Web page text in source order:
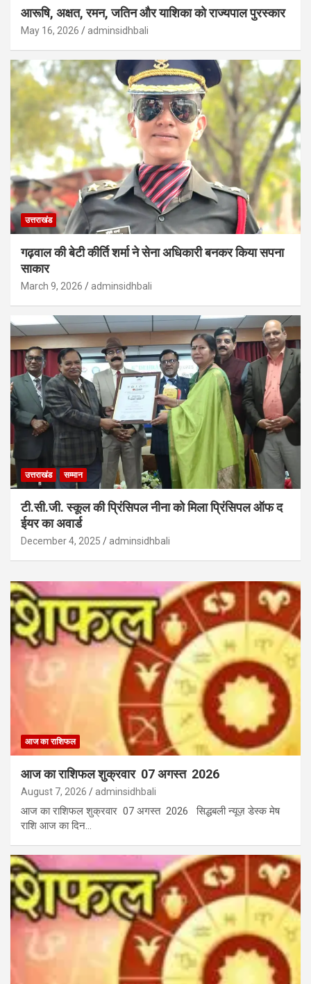
आरूषि, अक्षत, रमन, जतिन और याशिका को राज्यपाल पुरस्कार
May 16, 2026 adminsidhbali
उत्तराखंड
गढ़वाल की बेटी कीर्ति शर्मा ने सेना अधिकारी बनकर किया सपना
साकार
March 9, 2026 adminsidhbali
उत्तराखंड सम्मान
टी.सी.जी. स्कूल की प्रिंसिपल नीना को मिला प्रिंसिपल ऑफ द
ईयर का अवार्ड
December 4, 2025 adminsidhbali
आज का राशिफल
आज का राशिफल शुक्रवार 07 अगस्त 2026
August 7, 2026 adminsidhbali
आज का राशिफल शुक्रवार 07 अगस्त 2026 सिद्धबली न्यूज़ डेस्क मेष
राशि आज का दिन…